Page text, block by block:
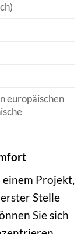
europäischen
einem Projekt,
Stelle
Sie sich